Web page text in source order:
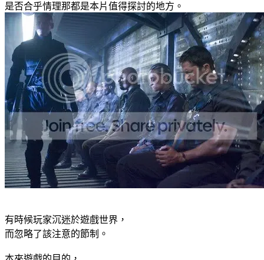
是否合乎情理那都是本片值得探討的地方。
有時候玩家沉迷於遊戲世界，
而忽略了該注意的節制。